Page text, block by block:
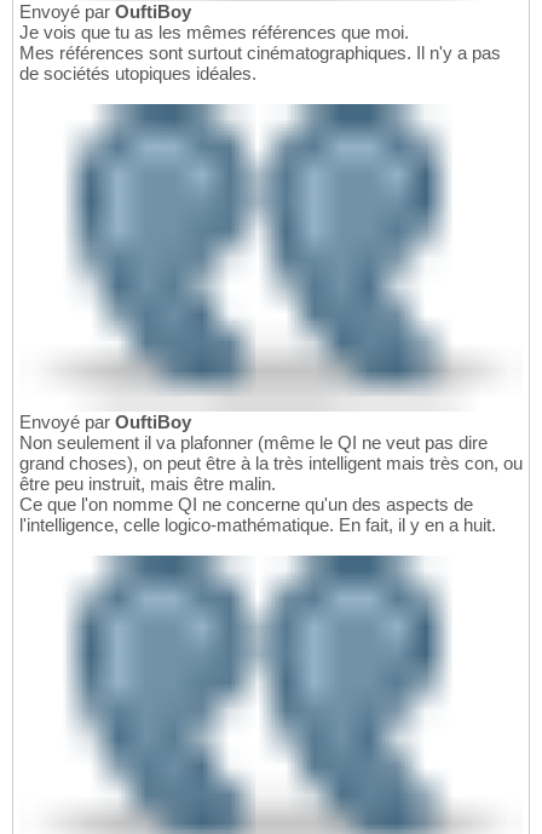
Envoyé par OuftiBoy
Je vois que tu as les mêmes références que moi.
Mes références sont surtout cinématographiques. Il n'y a pas
de sociétés utopiques idéales.
Envoyé par OuftiBoy
Non seulement il va plafonner (même le QI ne veut pas dire
grand choses), on peut être à la très intelligent mais très con, ou
être peu instruit, mais être malin.
Ce que l'on nomme QI ne concerne qu'un des aspects de
l'intelligence, celle logico-mathématique. En fait, il y en a huit.